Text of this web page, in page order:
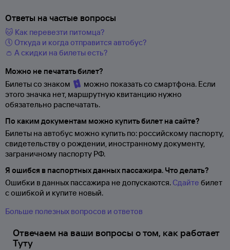
Ответы на частые вопросы
🐱 Как перевезти питомца?
🕔 Откуда и когда отправится автобус?
👛 А скидки на билеты есть?
Можно не печатать билет?
Билеты со знаком
можно показать со смартфона. Если
этого значка нет, маршрутную квитанцию нужно
обязательно распечатать.
По каким документам можно купить билет на сайте?
Билеты на автобус можно купить по: российскому паспорту,
свидетельству о рождении, иностранному документу,
заграничному паспорту РФ.
Я ошибся в паспортных данных пассажира. Что делать?
Ошибки в данных пассажира не допускаются. Сдайте билет
с ошибкой и купите новый.
Больше полезных вопросов и ответов
Отвечаем на ваши вопросы о том, как работает
Туту